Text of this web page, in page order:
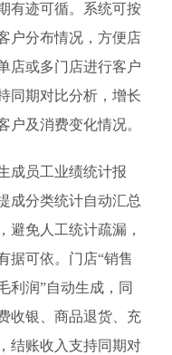
有迹可循。系统可按
户分布情况，方便店
店或多门店进行客户
同期对比分析，增长
户及消费变化情况。
成员工业绩统计报
成分类统计自动汇总
避免人工统计疏漏，
据可依。门店“销售
利润”自动生成，同
收银、商品退货、充
结账收入支持同期对